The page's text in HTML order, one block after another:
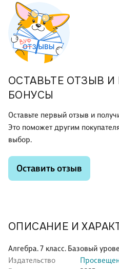
ОПИСАНИЕ И
Алгебра. 7 класс. Базовый
Издательство
ОСТАВЬТЕ ОТЗЫВ И
БОНУСЫ
Оставьте первый отзыв и
Это поможет другим
выбор.
Оставить отзыв